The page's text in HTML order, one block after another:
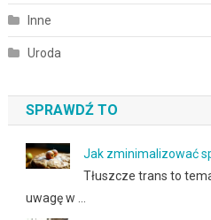
Inne
Uroda
SPRAWDŹ TO
Jak zminimalizować
Tłuszcze trans to
uwagę w …